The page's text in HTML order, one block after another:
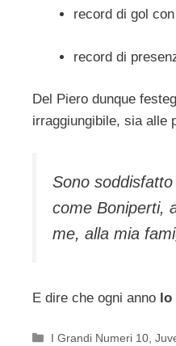
record di gol
record di
Del Piero dunque
irraggiungibile, sia alle
Sono
come Boniperti,
me, alla mia
E dire che ogni anno
Categorie
I Grandi Numeri 10 ,